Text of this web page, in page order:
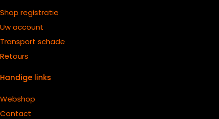
Shop registratie
Uw account
Transport schade
Retours
Handige links
Webshop
Contact